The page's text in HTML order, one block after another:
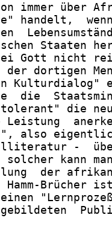
immer über
handelt,
Staaten
Gott nicht
dortigen
Kulturdialog"
die
die
also
-
kann
der
Brücher